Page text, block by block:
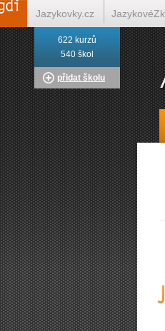
622 kurzů
540 škol
přidat školu
Jazykovky.cz
Italština on-line